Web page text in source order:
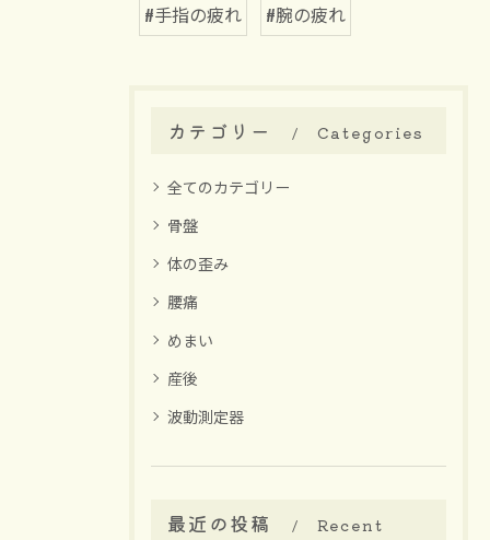
#手指の疲れ #腕の疲れ
カテゴリー Categories
全てのカテゴリー
骨盤
体の歪み
腰痛
めまい
産後
波動測定器
最近の投稿
Recent